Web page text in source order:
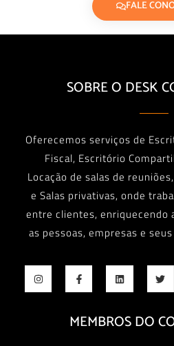
FALE
SOBRE O DESK
Oferecemos serviços de
Fiscal, Escritório
Locação de salas de
e Salas privativas, onde
entre clientes, enriquecendo
as pessoas, empresas e
MEMBROS DO